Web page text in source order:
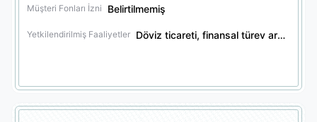
Müşteri Fonları İzni Belirtilmemiş
Yetkilendirilmiş Faaliyetler Döviz ticareti, finansal türev aracılığı, menkul kıymet aracılığı, tahvil aracılığı